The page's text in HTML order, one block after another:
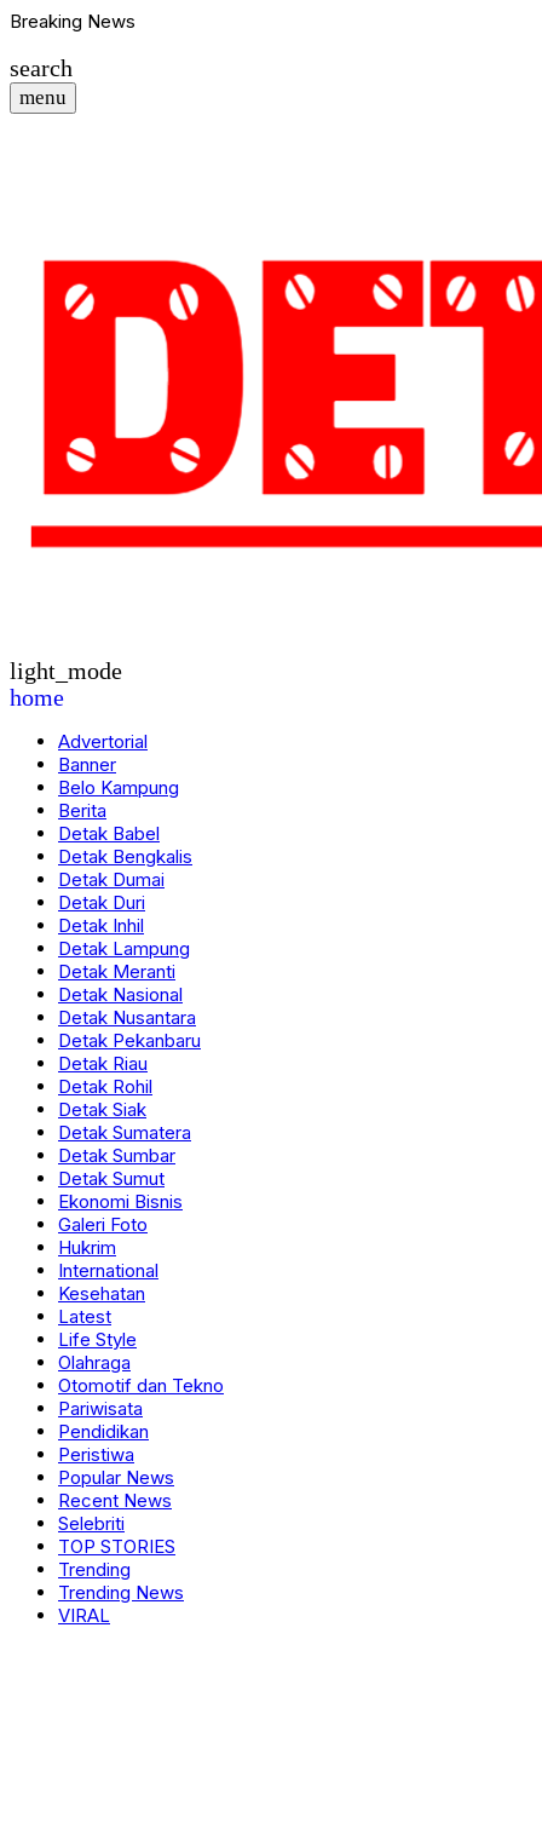
Breaking News
search
menu
light_mode
home
Advertorial
Banner
Belo Kampung
Berita
Detak Babel
Detak Bengkalis
Detak Dumai
Detak Duri
Detak Inhil
Detak Lampung
Detak Meranti
Detak Nasional
Detak Nusantara
Detak Pekanbaru
Detak Riau
Detak Rohil
Detak Siak
Detak Sumatera
Detak Sumbar
Detak Sumut
Ekonomi Bisnis
Galeri Foto
Hukrim
International
Kesehatan
Latest
Life Style
Olahraga
Otomotif dan Tekno
Pariwisata
Pendidikan
Peristiwa
Popular News
Recent News
Selebriti
TOP STORIES
Trending
Trending News
VIRAL